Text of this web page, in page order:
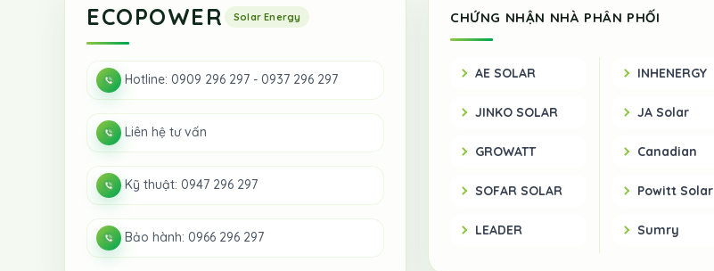
ECOPOWER
Hotline: 0909 296 297 - 0937 296 297
Liên hệ tư vấn
Kỹ thuật: 0947 296 297
Bảo hành: 0966 296 297
CHỨNG NHẬN NHÀ PHÂN PHỐI
AE SOLAR
JINKO SOLAR
GROWATT
SOFAR SOLAR
LEADER
INHENERGY
JA Solar
Canadian
Powitt Solar
Sumry